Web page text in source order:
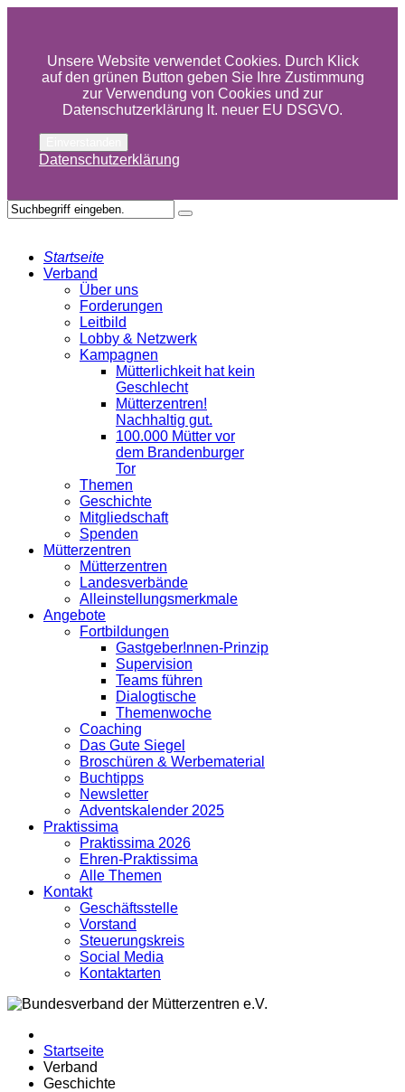
Unsere Website verwendet Cookies. Durch Klick
auf den grünen Button geben Sie Ihre Zustimmung
zur Verwendung von Cookies und zur
Datenschutzerklärung lt. neuer EU DSGVO.
Datenschutzerklärung
Startseite
Verband
Über uns
Forderungen
Leitbild
Lobby & Netzwerk
Kampagnen
Mütterlichkeit hat kein
Geschlecht
Mütterzentren!
Nachhaltig gut.
100.000 Mütter vor
dem Brandenburger
Tor
Themen
Geschichte
Mitgliedschaft
Spenden
Mütterzentren
Mütterzentren
Landesverbände
Alleinstellungsmerkmale
Angebote
Fortbildungen
Gastgeber!nnen-Prinzip
Supervision
Teams führen
Dialogtische
Themenwoche
Coaching
Das Gute Siegel
Broschüren & Werbematerial
Buchtipps
Newsletter
Adventskalender 2025
Praktissima
Praktissima 2026
Ehren-Praktissima
Alle Themen
Kontakt
Geschäftsstelle
Vorstand
Steuerungskreis
Social Media
Kontaktarten
Startseite
Verband
Geschichte